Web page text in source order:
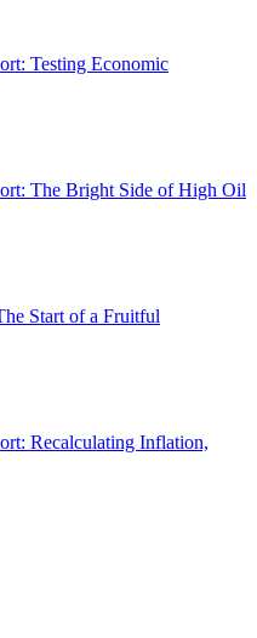
Testing Economic
The Bright Side of High Oil
Start of a Fruitful
Recalculating Inflation,